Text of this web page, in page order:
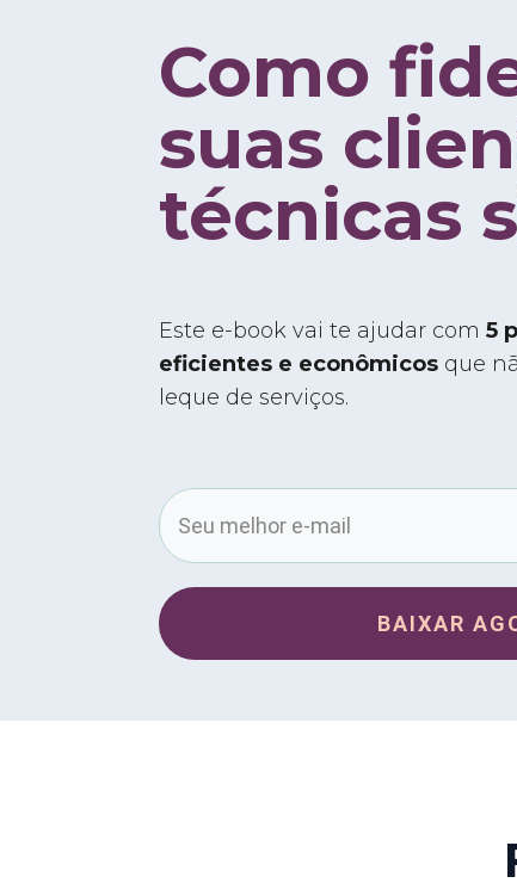
Como
suas
técnicas
Este e-book vai te ajudar com 5
eficientes e econômicos que
leque de serviços.
BAIXAR